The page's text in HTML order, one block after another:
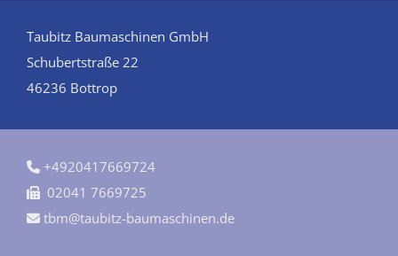
Taubitz Baumaschinen GmbH
Schubertstraße 22
46236 Bottrop
 +4920417669724
 02041 7669725
 tbm@taubitz-baumaschinen.de